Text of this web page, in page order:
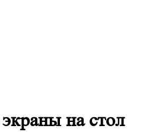
на стол